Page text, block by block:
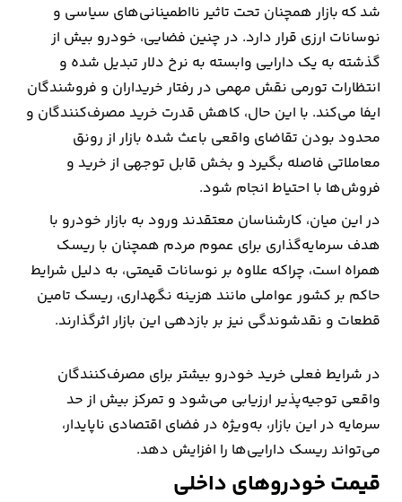
خودرو
عمومی
نوتیف
شناور
شد که بازار همچنان تحت تاثیر نااطمینانی‌های سیاسی و
نوسانات ارزی قرار دارد. در چنین فضایی، خودرو بیش از
گذشته به یک دارایی وابسته به نرخ دلار تبدیل شده و
انتظارات تورمی نقش مهمی در رفتار خریداران و فروشندگان
ایفا می‌کند. با این حال، کاهش قدرت خرید مصرف‌کنندگان و
محدود بودن تقاضای واقعی باعث شده بازار از رونق
معاملاتی فاصله بگیرد و بخش قابل توجهی از خرید و
فروش‌ها با احتیاط انجام شود.
در این میان، کارشناسان معتقدند ورود به بازار خودرو با
هدف سرمایه‌گذاری برای عموم مردم همچنان با ریسک
همراه است، چراکه علاوه بر نوسانات قیمتی، به دلیل شرایط
حاکم بر کشور عواملی مانند هزینه نگهداری، ریسک تامین
قطعات و نقدشوندگی نیز بر بازدهی این بازار اثرگذارند.
در شرایط فعلی خرید خودرو بیشتر برای مصرف‌کنندگان
واقعی توجیه‌پذیر ارزیابی می‌شود و تمرکز بیش از حد
سرمایه در این بازار، به‌ویژه در فضای اقتصادی ناپایدار،
می‌تواند ریسک دارایی‌ها را افزایش دهد.
قیمت خودروهای داخلی